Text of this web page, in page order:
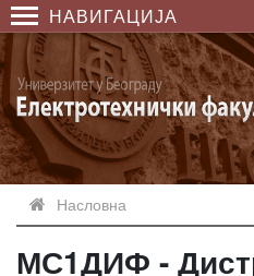
НАВИГАЦИЈА
Насловна
МС1ДИФ -